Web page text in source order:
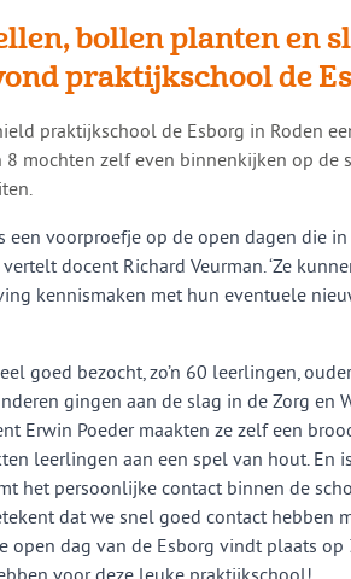
bollen planten en
praktijkschool de
praktijkschool de Esborg in Roden
8 mochten zelf even binnenkijken op de
een voorproefje op de open dagen die
vertelt docent Richard Veurman. ‘Ze
kennismaken met hun eventuele
goed bezocht, zo’n 60 leerlingen,
gingen aan de slag in de Zorg en
Erwin Poeder maakten ze zelf een
leerlingen aan een spel van hout. En
het persoonlijke contact binnen de
dat we snel goed contact hebben
open dag van de Esborg vindt plaats
voor deze leuke praktijkschool!